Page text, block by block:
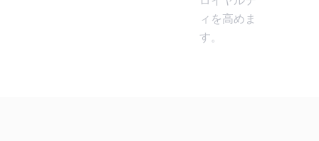
ィを高めま
す。